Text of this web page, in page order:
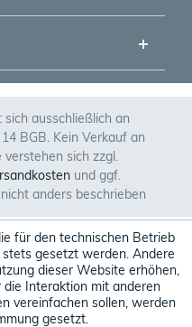
ausschließlich an
BGB. Kein Verkauf an
verstehen sich zzgl.
und ggf.
anders beschrieben
für den technischen Betrieb
gesetzt werden. Andere
dieser Website erhöhen,
Interaktion mit anderen
vereinfachen sollen, werden
gesetzt.